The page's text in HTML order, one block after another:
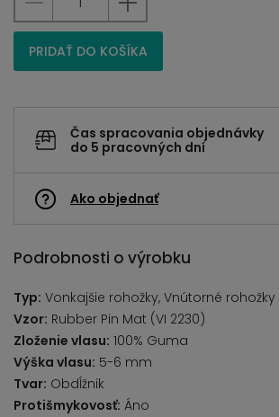
PRIDAŤ DO KOŠÍKA
Čas spracovania objednávky
do 5 pracovných dní
Ako objednať
Podrobnosti o výrobku
Typ: Vonkajšie rohožky, Vnútorné rohožky
Vzor: Rubber Pin Mat (VI 2230)
Zloženie vlasu: 100% Guma
Výška vlasu: 5-6 mm
Tvar: Obdĺžnik
Protišmykovosť: Áno